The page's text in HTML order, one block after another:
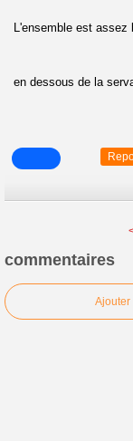
L'ensemble est assez
en dessous de la
commentaires
Ajouter